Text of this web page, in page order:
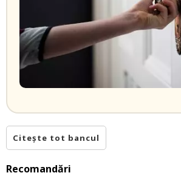
Citește tot bancul
Recomandări